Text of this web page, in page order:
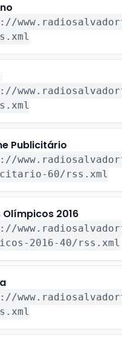
Publicitário
60/rss.xml
2016
2016-40/rss.xml